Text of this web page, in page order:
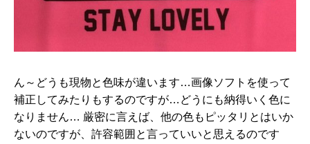
ん～どうも現物と色味が違います…画像ソフトを使って
補正してみたりもするのですが…どうにも納得いく色に
なりません… 厳密に言えば、他の色もピッタリとはいか
ないのですが、許容範囲と言っていいと思えるのです